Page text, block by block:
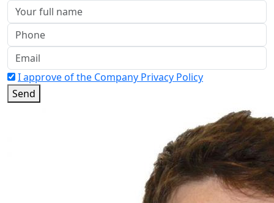
I approve of the Company Privacy Policy
Send